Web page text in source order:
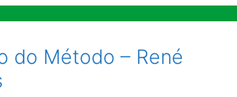
do Método – René